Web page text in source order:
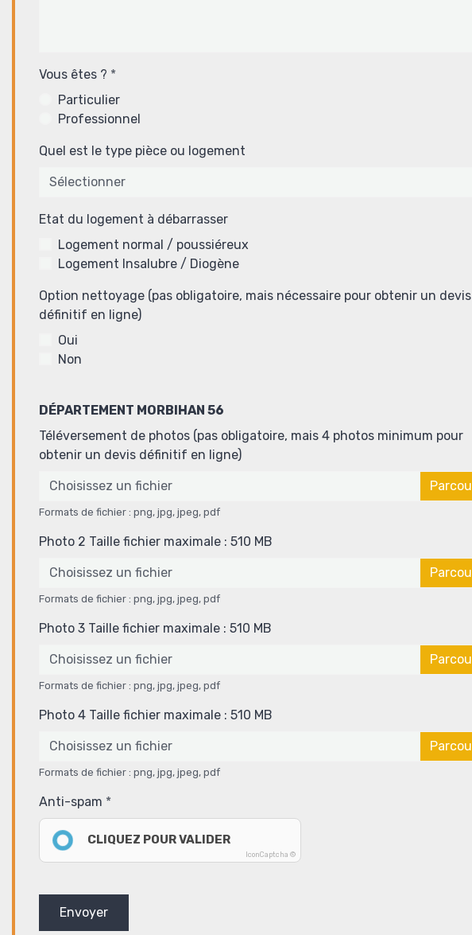
Vous êtes ?
Particulier
Professionnel
Quel est le type pièce ou logement
Etat du logement à débarrasser
Logement normal / poussiéreux
Logement Insalubre / Diogène
Option nettoyage (pas obligatoire, mais nécessaire pour obtenir un devis
définitif en ligne)
Oui
Non
DÉPARTEMENT MORBIHAN 56
Téléversement de photos (pas obligatoire, mais 4 photos minimum pour
obtenir un devis définitif en ligne)
Choisissez un fichier
Formats de fichier : png, jpg, jpeg, pdf
Photo 2 Taille fichier maximale : 510 MB
Choisissez un fichier
Formats de fichier : png, jpg, jpeg, pdf
Photo 3 Taille fichier maximale : 510 MB
Choisissez un fichier
Formats de fichier : png, jpg, jpeg, pdf
Photo 4 Taille fichier maximale : 510 MB
Choisissez un fichier
Formats de fichier : png, jpg, jpeg, pdf
Anti-spam
CLIQUEZ POUR VALIDER
IconCaptcha ©
Envoyer